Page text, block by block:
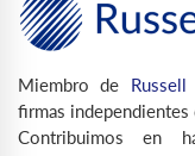
Miembro de
firmas
Contribuimos en